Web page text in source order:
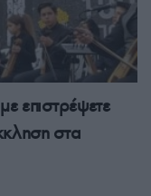
επιστρέψετε
στα